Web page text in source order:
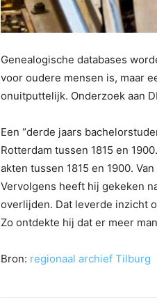
Genealogische databases
voor oudere mensen is, maar
onuitputtelijk. Onderzoek aan
Een “derde jaars
Rotterdam tussen 1815 en
akten tussen 1815 en 1900.
Vervolgens heeft hij gekeken
overlijden. Dat leverde inzicht
Zo ontdekte hij dat er meer
Bron: regionaal archief Tilburg